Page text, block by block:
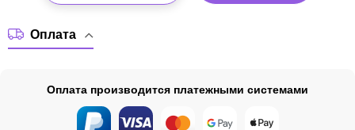
Оплата
Оплата производится платежными системами